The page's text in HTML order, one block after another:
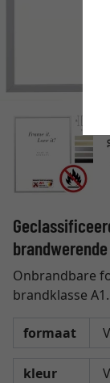
Onbrandbare
brandklasse A1.
formaat
kleur